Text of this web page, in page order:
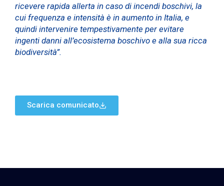
ricevere rapida allerta in caso di incendi boschivi, la
cui frequenza e intensità è in aumento in Italia, e
quindi intervenire tempestivamente per evitare
ingenti danni all’ecosistema boschivo e alla sua ricca
biodiversità”.
Scarica comunicato